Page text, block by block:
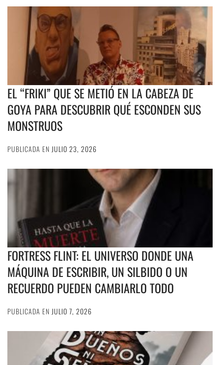
EL “FRIKI” QUE SE METIÓ EN LA CABEZA DE
GOYA PARA DESCUBRIR QUÉ ESCONDEN SUS
MONSTRUOS
PUBLICADA EN JULIO 23, 2026
FORTRESS FLINT: EL UNIVERSO DONDE UNA
MÁQUINA DE ESCRIBIR, UN SILBIDO O UN
RECUERDO PUEDEN CAMBIARLO TODO
PUBLICADA EN JULIO 7, 2026